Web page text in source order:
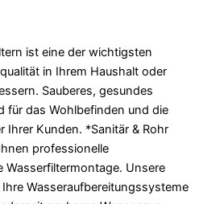
ist eine der wichtigsten
in Ihrem Haushalt oder
Sauberes, gesundes
für das Wohlbefinden und die
Ihrer Kunden. *Sanitär & Rohr
professionelle
Wasserfiltermontage. Unsere
Wasseraufbereitungssysteme